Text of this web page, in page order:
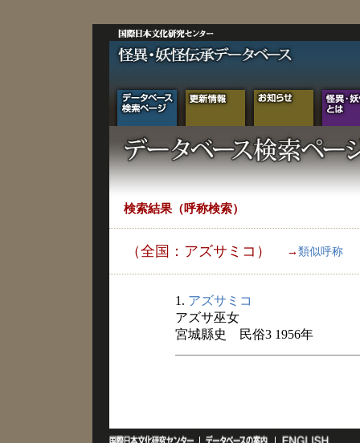
検索結果（呼称検索）
（全国：アズサミコ） → 類似呼称
1. アズサミコ
アズサ巫女
宮城縣史 民俗3 1956年